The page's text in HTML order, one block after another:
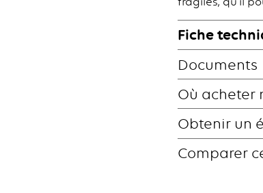
Fiche
Documents
Où acheter
Obtenir un
Comparer